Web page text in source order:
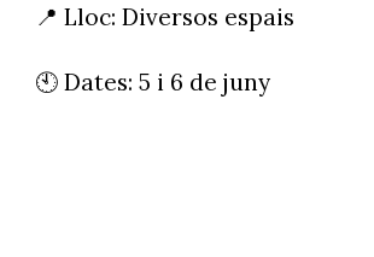
📍 Lloc: Diversos espais
🕙 Dates: 5 i 6 de juny